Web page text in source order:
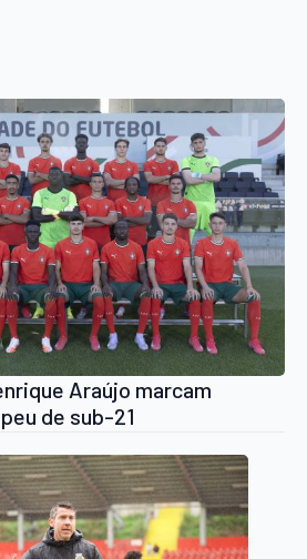
Araújo marcam
de sub-21